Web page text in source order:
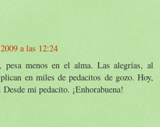
a las 12:24
pesa menos en el alma. Las alegrías, al
en miles de pedacitos de gozo. Hoy,
mi pedacito. ¡Enhorabuena!